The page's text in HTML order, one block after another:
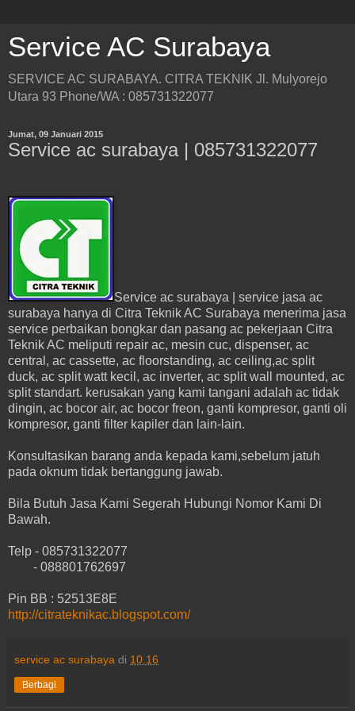
Service AC Surabaya
SERVICE AC SURABAYA. CITRA TEKNIK Jl. Mulyorejo
Utara 93 Phone/WA : 085731322077
Jumat, 09 Januari 2015
Service ac surabaya | 085731322077
Service ac surabaya | service jasa ac
surabaya hanya di Citra Teknik AC Surabaya menerima jasa
service perbaikan bongkar dan pasang ac pekerjaan Citra
Teknik AC meliputi repair ac, mesin cuc, dispenser, ac
central, ac cassette, ac floorstanding, ac ceiling,ac split
duck, ac split watt kecil, ac inverter, ac split wall mounted, ac
split standart. kerusakan yang kami tangani adalah ac tidak
dingin, ac bocor air, ac bocor freon, ganti kompresor, ganti oli
kompresor, ganti filter kapiler dan lain-lain.
Konsultasikan barang anda kepada kami,sebelum jatuh
pada oknum tidak bertanggung jawab.
Bila Butuh Jasa Kami Segerah Hubungi Nomor Kami Di
Bawah.
Telp - 085731322077
- 088801762697
Pin BB : 52513E8E
http://citrateknikac.blogspot.com/
service ac surabaya di 10.16
Berbagi